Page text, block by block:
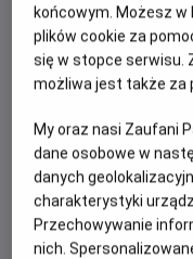
Кріс Пайн, Алан Тудик,
загадує настільки
відгукується
енергії. Щоб
лихому королю. Адже
поєднується з
końcowym. Możesz
plików cookie za
się w stopce serwisu.
możliwa jest także za
My oraz nasi Zaufani
dane osobowe w
danych
charakterystyki
Przechowywanie
nich.